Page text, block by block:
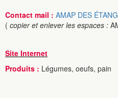
Contact mail : AMAP DES
( copier et enlever les espaces :
Site Internet
Produits : Légumes, oeufs, pain